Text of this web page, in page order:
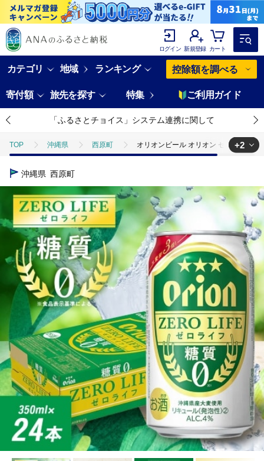
ログイン 新規登録 カート
カテゴリ 地域 ランキング 控除額を調べる
寄付額 旅先を探す 特集 ご利用ガイド
「ふるさとチョイス」システム連携に関して
TOP 沖縄県 西原町 オリオンビール オリオン ゼロライフ
TOP
酒 ほかの酒 オリオンビール オリオン ゼロライフ
+2
沖縄県 西原町